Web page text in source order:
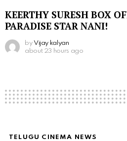
KEERTHY SURESH BOX
PARADISE STAR NANI!
by Vijay kalyan
about 23 hours ago
TELUGU CINEMA NEWS